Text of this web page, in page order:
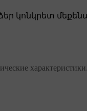
կոնկրետ
характеристики.